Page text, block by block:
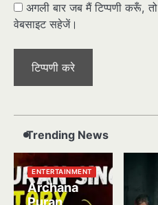
अगली बार जब मैं टिप्पणी करूँ,
वेबसाइट सहेजें।
Trending News
ENTERTAINMENT
Archana
Puran